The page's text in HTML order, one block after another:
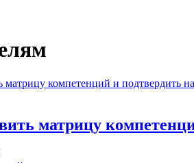
матрицу